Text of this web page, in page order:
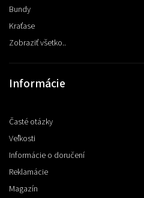
Bundy
Kraťase
Zobraziť všetko..
Informácie
Časté otázky
Veľkosti
Informácie o doručení
Reklamácie
Magazín